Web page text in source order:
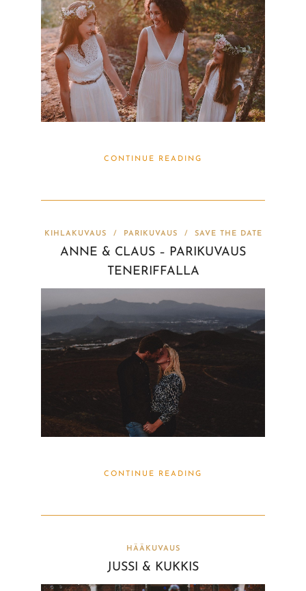
CONTINUE READING
KIHLAKUVAUS / PARIKUVAUS / SAVE THE DATE
ANNE & CLAUS – PARIKUVAUS
TENERIFFALLA
CONTINUE READING
HÄÄKUVAUS
JUSSI & KUKKIS